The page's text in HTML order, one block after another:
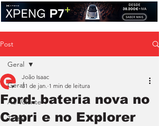
Post
Geral
Ao Volante
Teste
Geral
Ford: bateria nova no
Capri e no Explorer
João Isaac
31 de jan. 1 min de leitura